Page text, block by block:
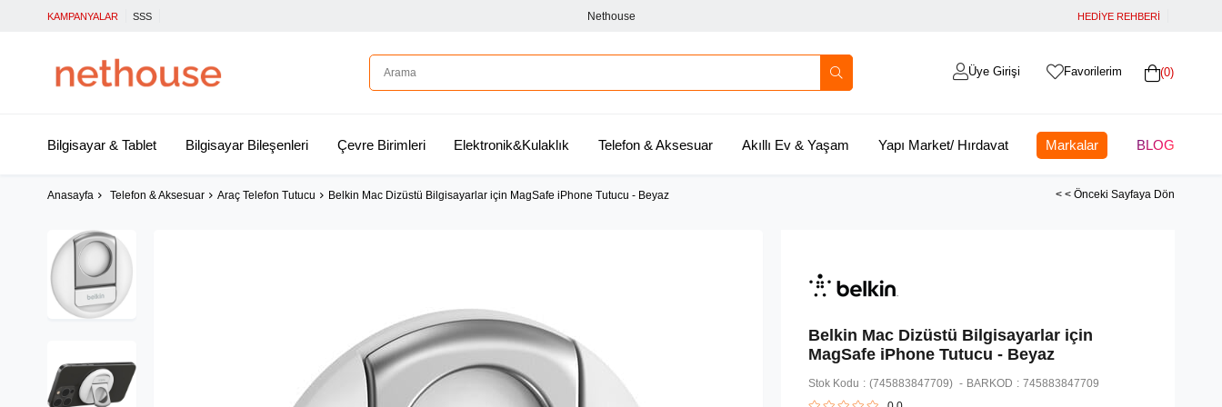
KAMPANYALAR SSS Nethouse HEDİYE REHBERİ
0
Favorilerim
Üye Girişi
Bilgisayar & Tablet Bilgisayar Bileşenleri Çevre Birimleri Elektronik&Kulaklık Telefon & Aksesuar Akıllı Ev & Yaşam Yapı Market/ Hırdavat Markalar BLOG
Anasayfa Telefon & Aksesuar Araç Telefon Tutucu Belkin Mac Dizüstü Bilgisayarlar için MagSafe iPhone Tutucu - Beyaz < < Önceki Sayfaya Dön
Belkin Mac Dizüstü Bilgisayarlar için
MagSafe iPhone Tutucu - Beyaz
Stok Kodu (745883847709) BARKOD : 745883847709